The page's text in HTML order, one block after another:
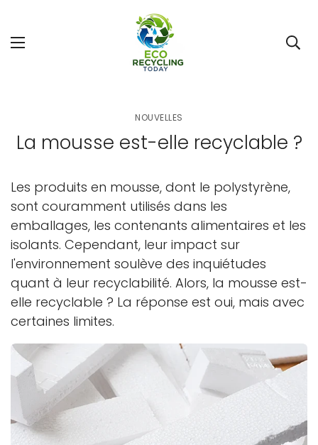
NOUVELLES
La mousse est-elle recyclable ?
Les produits en mousse, dont le polystyrène,
sont couramment utilisés dans les
emballages, les contenants alimentaires et les
isolants. Cependant, leur impact sur
l'environnement soulève des inquiétudes
quant à leur recyclabilité. Alors, la mousse est-
elle recyclable ? La réponse est oui, mais avec
certaines limites.